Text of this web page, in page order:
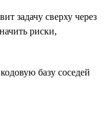
задачу сверху через
риски,
базу соседей